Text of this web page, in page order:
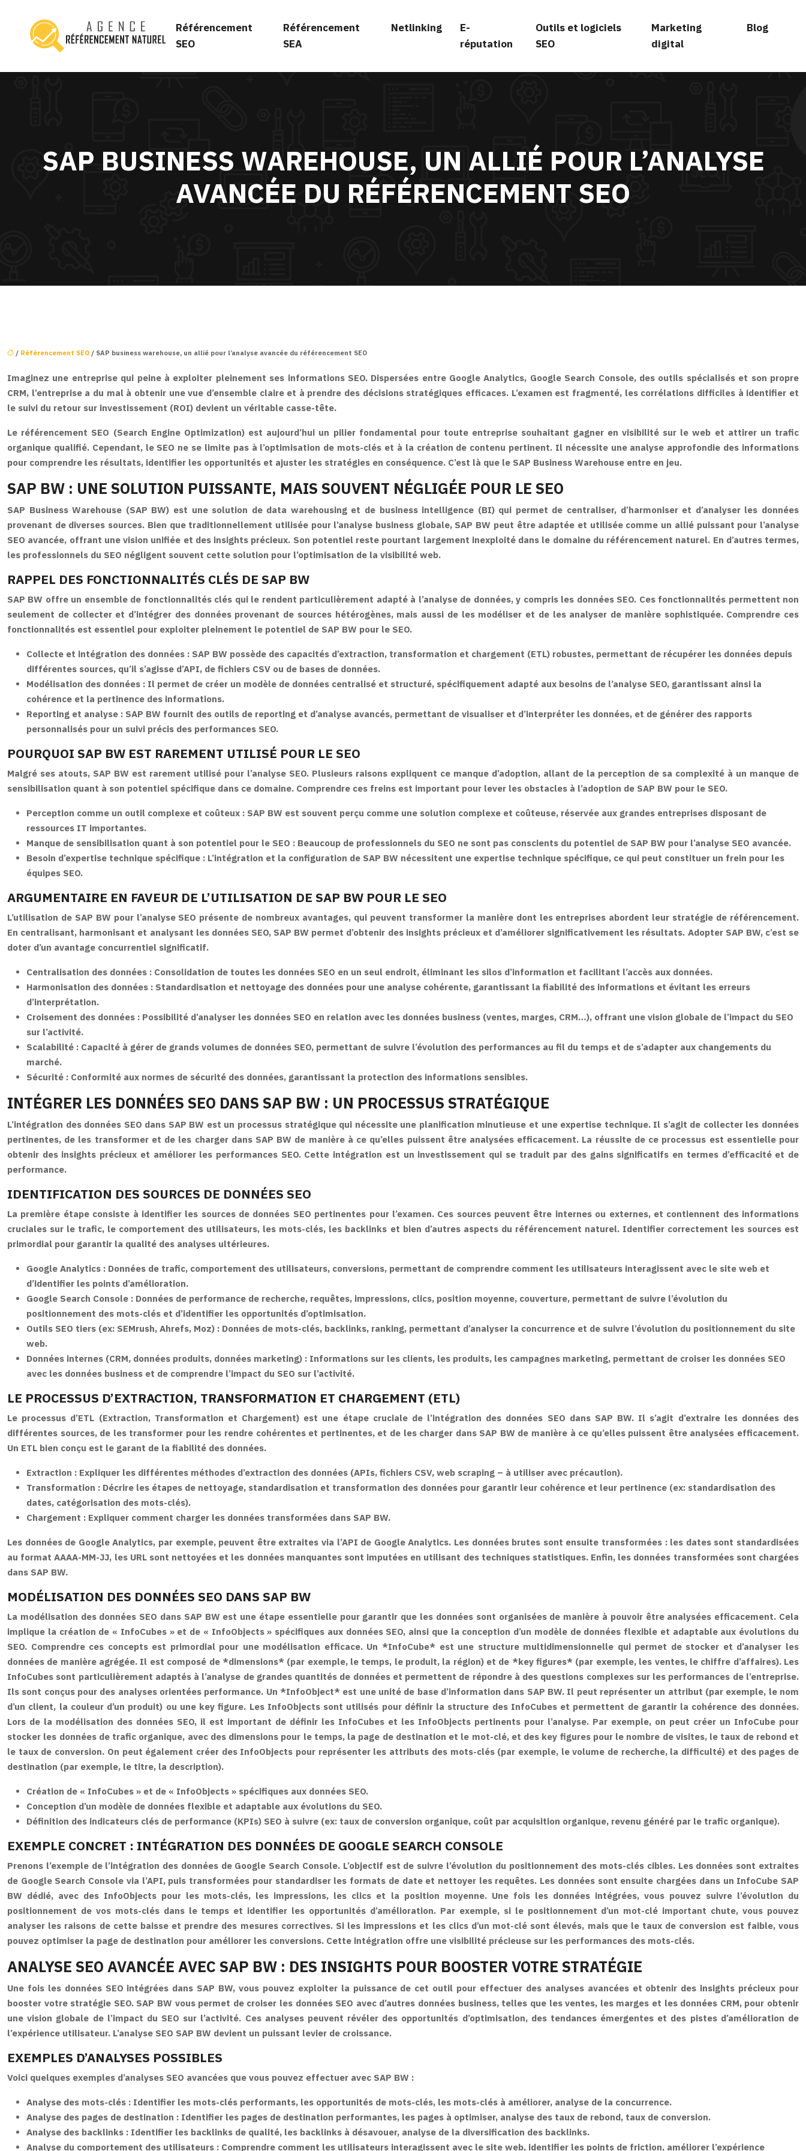
Référencement
SEO
Référencement
SEA
Netlinking
E-
réputation
Outils et logiciels
SEO
Marketing
digital
Blog
SAP BUSINESS WAREHOUSE, UN ALLIÉ POUR L’ANALYSE
AVANCÉE DU RÉFÉRENCEMENT SEO
/ Référencement SEO / SAP business warehouse, un allié pour l’analyse avancée du référencement SEO
Imaginez une entreprise qui peine à exploiter pleinement ses informations SEO. Dispersées entre Google Analytics, Google Search Console, des outils spécialisés et son propre
CRM, l’entreprise a du mal à obtenir une vue d’ensemble claire et à prendre des décisions stratégiques efficaces. L’examen est fragmenté, les corrélations difficiles à identifier et
le suivi du retour sur investissement (ROI) devient un véritable casse-tête.
Le référencement SEO (Search Engine Optimization) est aujourd’hui un pilier fondamental pour toute entreprise souhaitant gagner en visibilité sur le web et attirer un trafic
organique qualifié. Cependant, le SEO ne se limite pas à l’optimisation de mots-clés et à la création de contenu pertinent. Il nécessite une analyse approfondie des informations
pour comprendre les résultats, identifier les opportunités et ajuster les stratégies en conséquence. C’est là que le SAP Business Warehouse entre en jeu.
SAP BW : UNE SOLUTION PUISSANTE, MAIS SOUVENT NÉGLIGÉE POUR LE SEO
SAP Business Warehouse (SAP BW) est une solution de data warehousing et de business intelligence (BI) qui permet de centraliser, d’harmoniser et d’analyser les données
provenant de diverses sources. Bien que traditionnellement utilisée pour l’analyse business globale, SAP BW peut être adaptée et utilisée comme un allié puissant pour l’analyse
SEO avancée, offrant une vision unifiée et des insights précieux. Son potentiel reste pourtant largement inexploité dans le domaine du référencement naturel. En d’autres termes,
les professionnels du SEO négligent souvent cette solution pour l’optimisation de la visibilité web.
RAPPEL DES FONCTIONNALITÉS CLÉS DE SAP BW
SAP BW offre un ensemble de fonctionnalités clés qui le rendent particulièrement adapté à l’analyse de données, y compris les données SEO. Ces fonctionnalités permettent non
seulement de collecter et d’intégrer des données provenant de sources hétérogènes, mais aussi de les modéliser et de les analyser de manière sophistiquée. Comprendre ces
fonctionnalités est essentiel pour exploiter pleinement le potentiel de SAP BW pour le SEO.
Collecte et intégration des données : SAP BW possède des capacités d’extraction, transformation et chargement (ETL) robustes, permettant de récupérer les données depuis
différentes sources, qu’il s’agisse d’API, de fichiers CSV ou de bases de données.
Modélisation des données : Il permet de créer un modèle de données centralisé et structuré, spécifiquement adapté aux besoins de l’analyse SEO, garantissant ainsi la
cohérence et la pertinence des informations.
Reporting et analyse : SAP BW fournit des outils de reporting et d’analyse avancés, permettant de visualiser et d’interpréter les données, et de générer des rapports
personnalisés pour un suivi précis des performances SEO.
POURQUOI SAP BW EST RAREMENT UTILISÉ POUR LE SEO
Malgré ses atouts, SAP BW est rarement utilisé pour l’analyse SEO. Plusieurs raisons expliquent ce manque d’adoption, allant de la perception de sa complexité à un manque de
sensibilisation quant à son potentiel spécifique dans ce domaine. Comprendre ces freins est important pour lever les obstacles à l’adoption de SAP BW pour le SEO.
Perception comme un outil complexe et coûteux : SAP BW est souvent perçu comme une solution complexe et coûteuse, réservée aux grandes entreprises disposant de
ressources IT importantes.
Manque de sensibilisation quant à son potentiel pour le SEO : Beaucoup de professionnels du SEO ne sont pas conscients du potentiel de SAP BW pour l’analyse SEO avancée.
Besoin d’expertise technique spécifique : L’intégration et la configuration de SAP BW nécessitent une expertise technique spécifique, ce qui peut constituer un frein pour les
équipes SEO.
ARGUMENTAIRE EN FAVEUR DE L’UTILISATION DE SAP BW POUR LE SEO
L’utilisation de SAP BW pour l’analyse SEO présente de nombreux avantages, qui peuvent transformer la manière dont les entreprises abordent leur stratégie de référencement.
En centralisant, harmonisant et analysant les données SEO, SAP BW permet d’obtenir des insights précieux et d’améliorer significativement les résultats. Adopter SAP BW, c’est se
doter d’un avantage concurrentiel significatif.
Centralisation des données : Consolidation de toutes les données SEO en un seul endroit, éliminant les silos d’information et facilitant l’accès aux données.
Harmonisation des données : Standardisation et nettoyage des données pour une analyse cohérente, garantissant la fiabilité des informations et évitant les erreurs
d’interprétation.
Croisement des données : Possibilité d’analyser les données SEO en relation avec les données business (ventes, marges, CRM…), offrant une vision globale de l’impact du SEO
sur l’activité.
Scalabilité : Capacité à gérer de grands volumes de données SEO, permettant de suivre l’évolution des performances au fil du temps et de s’adapter aux changements du
marché.
Sécurité : Conformité aux normes de sécurité des données, garantissant la protection des informations sensibles.
INTÉGRER LES DONNÉES SEO DANS SAP BW : UN PROCESSUS STRATÉGIQUE
L’intégration des données SEO dans SAP BW est un processus stratégique qui nécessite une planification minutieuse et une expertise technique. Il s’agit de collecter les données
pertinentes, de les transformer et de les charger dans SAP BW de manière à ce qu’elles puissent être analysées efficacement. La réussite de ce processus est essentielle pour
obtenir des insights précieux et améliorer les performances SEO. Cette intégration est un investissement qui se traduit par des gains significatifs en termes d’efficacité et de
performance.
IDENTIFICATION DES SOURCES DE DONNÉES SEO
La première étape consiste à identifier les sources de données SEO pertinentes pour l’examen. Ces sources peuvent être internes ou externes, et contiennent des informations
cruciales sur le trafic, le comportement des utilisateurs, les mots-clés, les backlinks et bien d’autres aspects du référencement naturel. Identifier correctement les sources est
primordial pour garantir la qualité des analyses ultérieures.
Google Analytics : Données de trafic, comportement des utilisateurs, conversions, permettant de comprendre comment les utilisateurs interagissent avec le site web et
d’identifier les points d’amélioration.
Google Search Console : Données de performance de recherche, requêtes, impressions, clics, position moyenne, couverture, permettant de suivre l’évolution du
positionnement des mots-clés et d’identifier les opportunités d’optimisation.
Outils SEO tiers (ex: SEMrush, Ahrefs, Moz) : Données de mots-clés, backlinks, ranking, permettant d’analyser la concurrence et de suivre l’évolution du positionnement du site
web.
Données internes (CRM, données produits, données marketing) : Informations sur les clients, les produits, les campagnes marketing, permettant de croiser les données SEO
avec les données business et de comprendre l’impact du SEO sur l’activité.
LE PROCESSUS D’EXTRACTION, TRANSFORMATION ET CHARGEMENT (ETL)
Le processus d’ETL (Extraction, Transformation et Chargement) est une étape cruciale de l’intégration des données SEO dans SAP BW. Il s’agit d’extraire les données des
différentes sources, de les transformer pour les rendre cohérentes et pertinentes, et de les charger dans SAP BW de manière à ce qu’elles puissent être analysées efficacement.
Un ETL bien conçu est le garant de la fiabilité des données.
Extraction : Expliquer les différentes méthodes d’extraction des données (APIs, fichiers CSV, web scraping – à utiliser avec précaution).
Transformation : Décrire les étapes de nettoyage, standardisation et transformation des données pour garantir leur cohérence et leur pertinence (ex: standardisation des
dates, catégorisation des mots-clés).
Chargement : Expliquer comment charger les données transformées dans SAP BW.
Les données de Google Analytics, par exemple, peuvent être extraites via l’API de Google Analytics. Les données brutes sont ensuite transformées : les dates sont standardisées
au format AAAA-MM-JJ, les URL sont nettoyées et les données manquantes sont imputées en utilisant des techniques statistiques. Enfin, les données transformées sont chargées
dans SAP BW.
MODÉLISATION DES DONNÉES SEO DANS SAP BW
La modélisation des données SEO dans SAP BW est une étape essentielle pour garantir que les données sont organisées de manière à pouvoir être analysées efficacement. Cela
implique la création de « InfoCubes » et de « InfoObjects » spécifiques aux données SEO, ainsi que la conception d’un modèle de données flexible et adaptable aux évolutions du
SEO. Comprendre ces concepts est primordial pour une modélisation efficace. Un *InfoCube* est une structure multidimensionnelle qui permet de stocker et d’analyser les
données de manière agrégée. Il est composé de *dimensions* (par exemple, le temps, le produit, la région) et de *key figures* (par exemple, les ventes, le chiffre d’affaires). Les
InfoCubes sont particulièrement adaptés à l’analyse de grandes quantités de données et permettent de répondre à des questions complexes sur les performances de l’entreprise.
Ils sont conçus pour des analyses orientées performance. Un *InfoObject* est une unité de base d’information dans SAP BW. Il peut représenter un attribut (par exemple, le nom
d’un client, la couleur d’un produit) ou une key figure. Les InfoObjects sont utilisés pour définir la structure des InfoCubes et permettent de garantir la cohérence des données.
Lors de la modélisation des données SEO, il est important de définir les InfoCubes et les InfoObjects pertinents pour l’analyse. Par exemple, on peut créer un InfoCube pour
stocker les données de trafic organique, avec des dimensions pour le temps, la page de destination et le mot-clé, et des key figures pour le nombre de visites, le taux de rebond et
le taux de conversion. On peut également créer des InfoObjects pour représenter les attributs des mots-clés (par exemple, le volume de recherche, la difficulté) et des pages de
destination (par exemple, le titre, la description).
Création de « InfoCubes » et de « InfoObjects » spécifiques aux données SEO.
Conception d’un modèle de données flexible et adaptable aux évolutions du SEO.
Définition des indicateurs clés de performance (KPIs) SEO à suivre (ex: taux de conversion organique, coût par acquisition organique, revenu généré par le trafic organique).
EXEMPLE CONCRET : INTÉGRATION DES DONNÉES DE GOOGLE SEARCH CONSOLE
Prenons l’exemple de l’intégration des données de Google Search Console. L’objectif est de suivre l’évolution du positionnement des mots-clés cibles. Les données sont extraites
de Google Search Console via l’API, puis transformées pour standardiser les formats de date et nettoyer les requêtes. Les données sont ensuite chargées dans un InfoCube SAP
BW dédié, avec des InfoObjects pour les mots-clés, les impressions, les clics et la position moyenne. Une fois les données intégrées, vous pouvez suivre l’évolution du
positionnement de vos mots-clés dans le temps et identifier les opportunités d’amélioration. Par exemple, si le positionnement d’un mot-clé important chute, vous pouvez
analyser les raisons de cette baisse et prendre des mesures correctives. Si les impressions et les clics d’un mot-clé sont élevés, mais que le taux de conversion est faible, vous
pouvez optimiser la page de destination pour améliorer les conversions. Cette intégration offre une visibilité précieuse sur les performances des mots-clés.
ANALYSE SEO AVANCÉE AVEC SAP BW : DES INSIGHTS POUR BOOSTER VOTRE STRATÉGIE
Une fois les données SEO intégrées dans SAP BW, vous pouvez exploiter la puissance de cet outil pour effectuer des analyses avancées et obtenir des insights précieux pour
booster votre stratégie SEO. SAP BW vous permet de croiser les données SEO avec d’autres données business, telles que les ventes, les marges et les données CRM, pour obtenir
une vision globale de l’impact du SEO sur l’activité. Ces analyses peuvent révéler des opportunités d’optimisation, des tendances émergentes et des pistes d’amélioration de
l’expérience utilisateur. L’analyse SEO SAP BW devient un puissant levier de croissance.
EXEMPLES D’ANALYSES POSSIBLES
Voici quelques exemples d’analyses SEO avancées que vous pouvez effectuer avec SAP BW :
Analyse des mots-clés : Identifier les mots-clés performants, les opportunités de mots-clés, les mots-clés à améliorer, analyse de la concurrence.
Analyse des pages de destination : Identifier les pages de destination performantes, les pages à optimiser, analyse des taux de rebond, taux de conversion.
Analyse des backlinks : Identifier les backlinks de qualité, les backlinks à désavouer, analyse de la diversification des backlinks.
Analyse du comportement des utilisateurs : Comprendre comment les utilisateurs interagissent avec le site web, identifier les points de friction, améliorer l’expérience